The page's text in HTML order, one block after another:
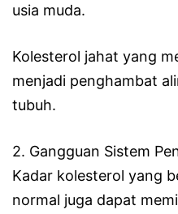
usia muda.
Kolesterol jahat yang
menjadi penghambat
tubuh.
2. Gangguan Sistem
Kadar kolesterol yang
normal juga dapat